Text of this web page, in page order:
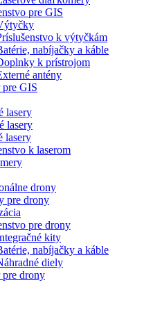
pre GIS
k výtyčkám
nabíjačky a káble
k prístrojom
antény
pre GIS
lasery
lasery
lasery
k laserom
drony
pre drony
pre drony
kity
nabíjačky a káble
diely
pre drony